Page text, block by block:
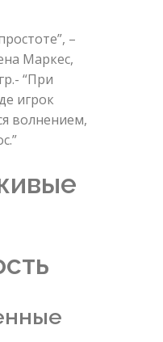
–
Маркес,
“При
игрок
волнением,